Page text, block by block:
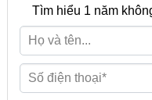
Tìm hiểu 1 năm